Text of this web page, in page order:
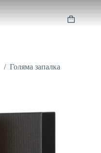
Shopping
/ Голяма запалка